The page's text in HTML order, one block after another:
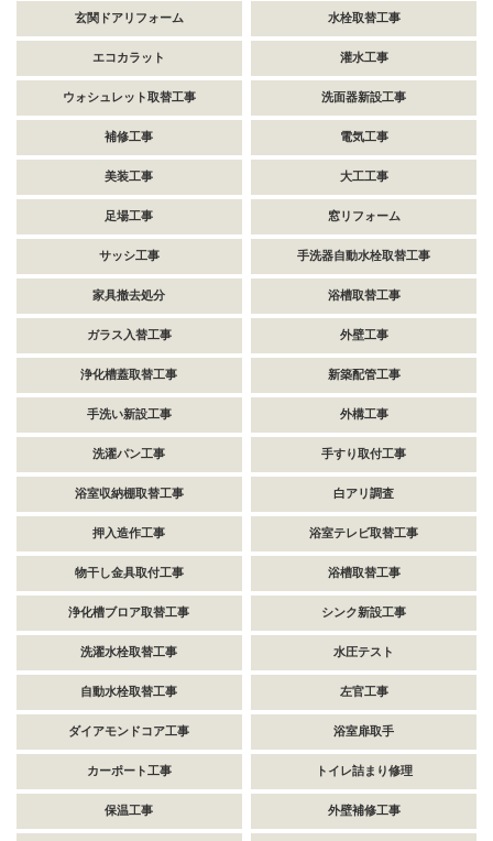
玄関ドアリフォーム 水栓取替工事
エコカラット 灌水工事
ウォシュレット取替工事 洗面器新設工事
補修工事 電気工事
美装工事 大工工事
足場工事 窓リフォーム
サッシ工事 手洗器自動水栓取替工事
家具撤去処分 浴槽取替工事
ガラス入替工事 外壁工事
浄化槽蓋取替工事 新築配管工事
手洗い新設工事 外構工事
洗濯パン工事 手すり取付工事
浴室収納棚取替工事 白アリ調査
押入造作工事 浴室テレビ取替工事
物干し金具取付工事 浴槽取替工事
浄化槽ブロア取替工事 シンク新設工事
洗濯水栓取替工事 水圧テスト
自動水栓取替工事 左官工事
ダイアモンドコア工事 浴室扉取手
カーポート工事 トイレ詰まり修理
保温工事 外壁補修工事